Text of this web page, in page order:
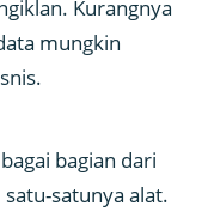
Kurangnya
mungkin
bagian dari
satunya alat.